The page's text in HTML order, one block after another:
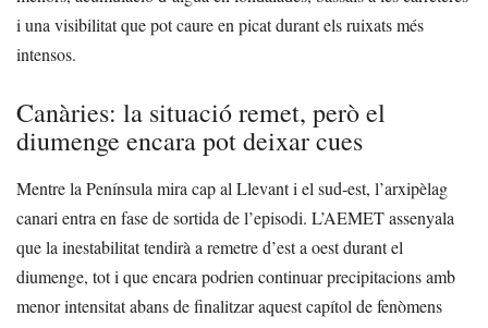
i una visibilitat que pot caure en picat durant els ruixats més
intensos.
Canàries: la situació remet, però el
diumenge encara pot deixar cues
Mentre la Península mira cap al Llevant i el sud-est, l’arxipèlag
canari entra en fase de sortida de l’episodi. L’AEMET assenyala
que la inestabilitat tendirà a remetre d’est a oest durant el
diumenge, tot i que encara podrien continuar precipitacions amb
menor intensitat abans de finalitzar aquest capítol de fenòmens